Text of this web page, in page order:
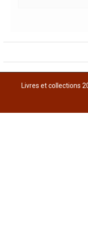
Livres et collections